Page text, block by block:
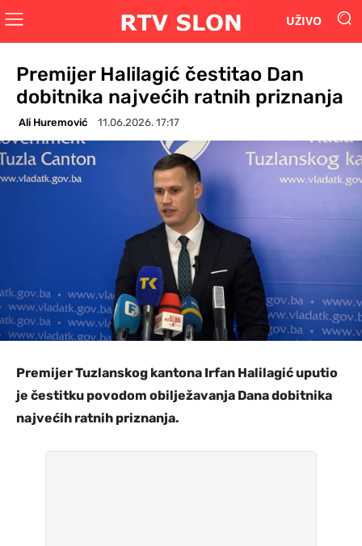
UŽIVO
Premijer Halilagić čestitao Dan
dobitnika najvećih ratnih priznanja
Ali Huremović 11.06.2026. 17:17
Premijer Tuzlanskog kantona Irfan Halilagić uputio
je čestitku povodom obilježavanja Dana dobitnika
najvećih ratnih priznanja.